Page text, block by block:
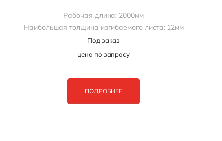
Рабочая длина: 2000мм
Наибольшая толщина изгибаемого листа: 12мм
Под заказ
цена по запросу
ПОДРОБНЕЕ